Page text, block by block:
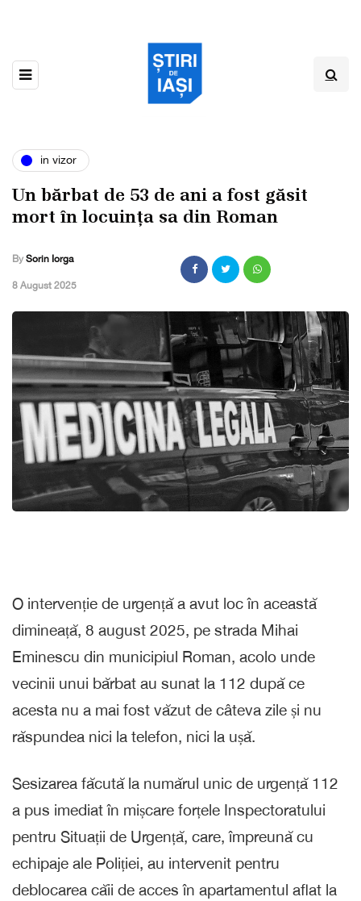
in vizor
Un bărbat de 53 de ani a fost găsit
mort în locuința sa din Roman
By Sorin Iorga
,8 August 2025
O intervenție de urgență a avut loc în această
dimineață, 8 august 2025, pe strada Mihai
Eminescu din municipiul Roman, acolo unde
vecinii unui bărbat au sunat la 112 după ce
acesta nu a mai fost văzut de câteva zile și nu
răspundea nici la telefon, nici la ușă.
Sesizarea făcută la numărul unic de urgență 112
a pus imediat în mișcare forțele Inspectoratului
pentru Situații de Urgență, care, împreună cu
echipaje ale Poliției, au intervenit pentru
deblocarea căii de acces în apartamentul aflat la